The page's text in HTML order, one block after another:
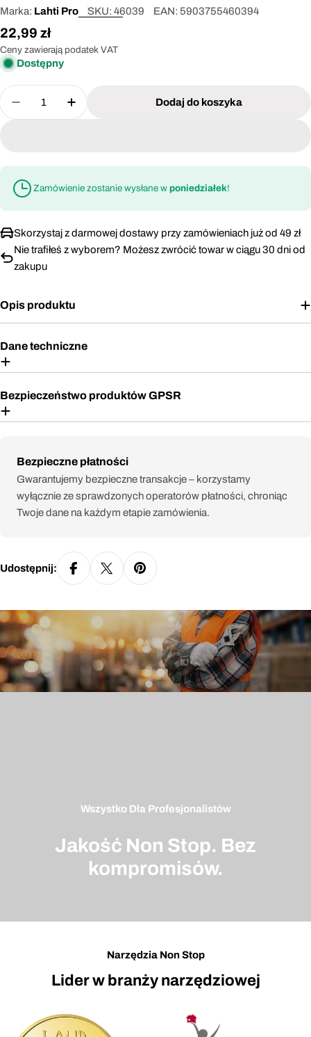
Marka: Lahti Pro SKU: 46039 EAN: 5903755460394
Cena
regularna
22,99 zł
Ceny zawierają podatek VAT
Dostępny
Ilość
Zmniejsz ilość dla Okulary ochronne Lahti Pro
Zwiększ ilość dla Okulary ochronne
Dodaj do koszyka
Zamówienie zostanie wysłane w poniedziałek!
Skorzystaj z darmowej dostawy przy zamówieniach już od 49 zł
Nie trafiłeś z wyborem? Możesz zwrócić towar w ciągu 30 dni od
zakupu
Opis produktu
Dane techniczne
Bezpieczeństwo produktów GPSR
Bezpieczne płatności
Metody
płatności
Gwarantujemy bezpieczne transakcje – korzystamy
wyłącznie ze sprawdzonych operatorów płatności, chroniąc
Twoje dane na każdym etapie zamówienia.
Udostępnij:
Wszystko Dla Profesjonalistów
Jakość Non Stop. Bez
kompromisów.
Narzędzia Non Stop
Lider w branży narzędziowej